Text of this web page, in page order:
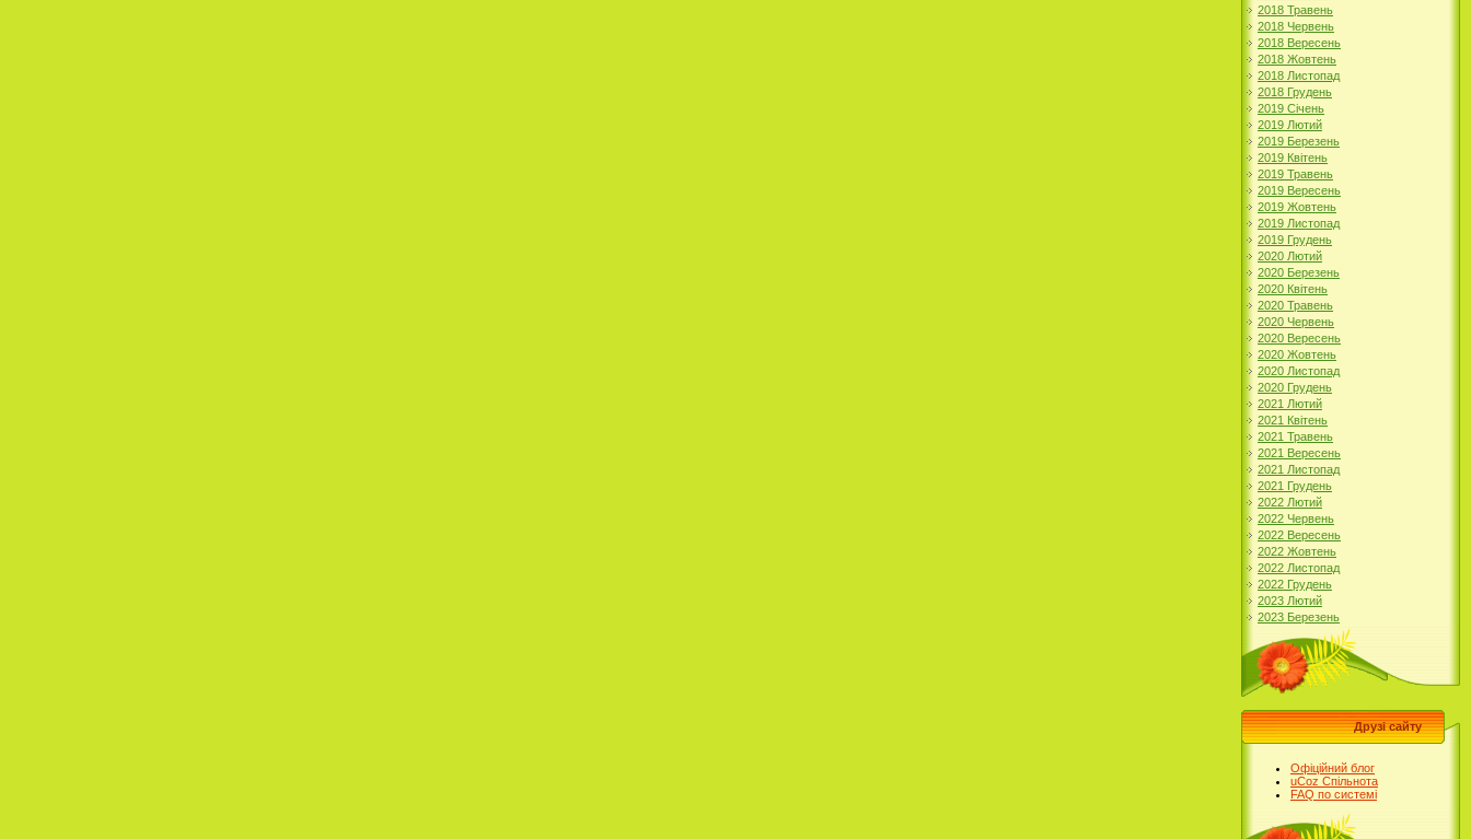
2018 Травень
2018 Червень
2018 Вересень
2018 Жовтень
2018 Листопад
2018 Грудень
2019 Січень
2019 Лютий
2019 Березень
2019 Квітень
2019 Травень
2019 Вересень
2019 Жовтень
2019 Листопад
2019 Грудень
2020 Лютий
2020 Березень
2020 Квітень
2020 Травень
2020 Червень
2020 Вересень
2020 Жовтень
2020 Листопад
2020 Грудень
2021 Лютий
2021 Квітень
2021 Травень
2021 Вересень
2021 Листопад
2021 Грудень
2022 Лютий
2022 Червень
2022 Вересень
2022 Жовтень
2022 Листопад
2022 Грудень
2023 Лютий
2023 Березень
Друзі сайту
Офіційний блог
uCoz Спільнота
FAQ по системі